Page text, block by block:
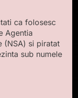
ca folosesc
Agentia
(NSA) si piratat
sub numele